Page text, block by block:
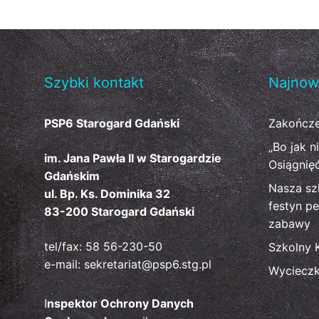
Szybki kontakt
PSP6 Starogard Gdański
im. Jana Pawła II w Starogardzie
Gdańskim
ul. Bp. Ks. Dominika 32
83-200 Starogard Gdański
tel/fax: 58 56-230-50
e-mail: sekretariat@psp6.stg.pl
Inspektor Ochrony Danych
„Bo jak
Nasza
festyn
zabawy
Szkolny